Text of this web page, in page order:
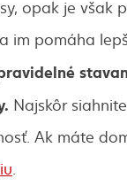
opak je však
pomáha
Najskôr
Ak máte
.